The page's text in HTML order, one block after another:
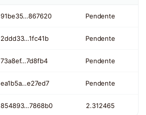
91be35…867620 Pendente
2ddd33…1fc41b Pendente
73a8ef…7d8fb4 Pendente
ea1b5a…e27ed7 Pendente
854893…7868b0 2.312465